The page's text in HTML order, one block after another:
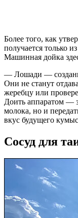
Более того, как
получается только
Машинная дойка
— Лошади —
Они не станут
жеребцу или
Доить аппаратом —
молока, но и
вкус будущего
Сосуд для